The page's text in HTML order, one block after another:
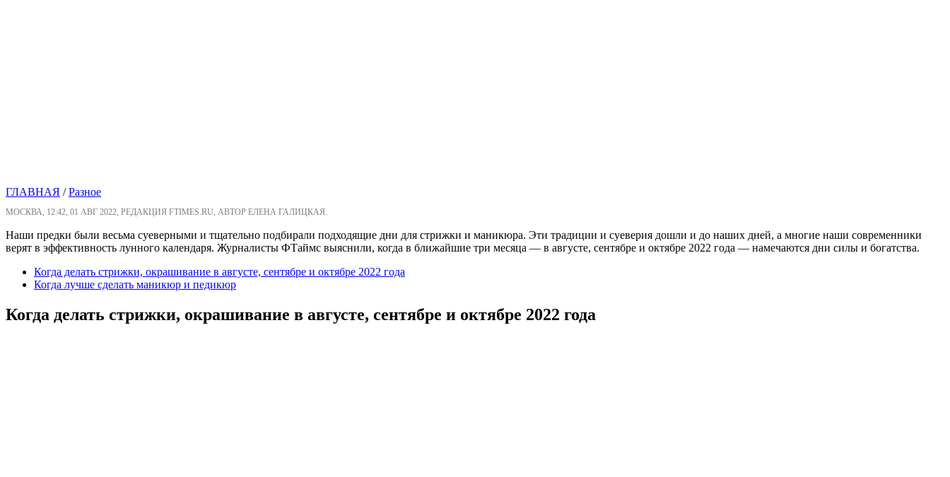
ГЛАВНАЯ /Разное
МОСКВА, 12:42, 01 АВГ 2022, РЕДАКЦИЯ FTIMES.RU, АВТОР ЕЛЕНА ГАЛИЦКАЯ.
Наши предки были весьма суеверными и тщательно подбирали подходящие дни для стрижки и маникюра. Эти традиции и суеверия дошли и до наших дней, а многие наши современники
верят в эффективность лунного календаря. Журналисты ФТаймс выяснили, когда в ближайшие три месяца — в августе, сентябре и октябре 2022 года — намечаются дни силы и богатства.
Когда делать стрижки, окрашивание в августе, сентябре и октябре 2022 года
Когда лучше сделать маникюр и педикюр
Когда делать стрижки, окрашивание в августе, сентябре и октябре 2022 года